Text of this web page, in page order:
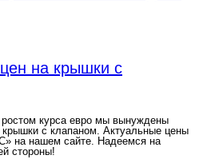
на крышки с
ростом курса евро мы вынуждены
с клапаном. Актуальные цены
на нашем сайте. Надеемся на
стороны!